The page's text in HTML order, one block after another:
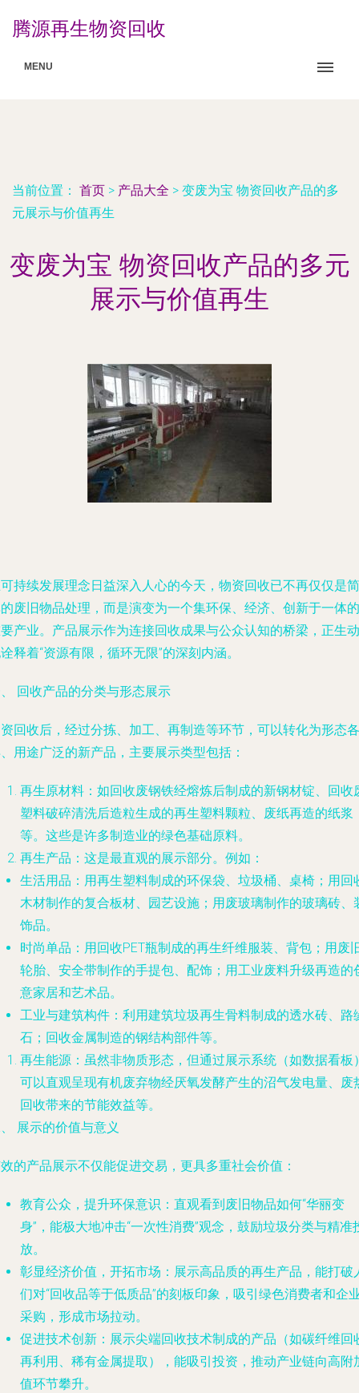
腾源再生物资回收
MENU
当前位置： 首页 > 产品大全 > 变废为宝 物资回收产品的多
元展示与价值再生
变废为宝 物资回收产品的多元
展示与价值再生
持续发展理念日益深入人心的今天，物资回收已不再仅仅是简
废旧物品处理，而是演变为一个集环保、经济、创新于一体的
产业。产品展示作为连接回收成果与公众认知的桥梁，正生动
释着“资源有限，循环无限”的深刻内涵。
回收产品的分类与形态展示
回收后，经过分拣、加工、再制造等环节，可以转化为形态各
用途广泛的新产品，主要展示类型包括：
再生原材料 ：如回收废钢铁经熔炼后制成的新钢材锭、回收
塑料破碎清洗后造粒生成的再生塑料颗粒、废纸再造的纸浆
等。这些是许多制造业的绿色基础原料。
再生产品 ：这是最直观的展示部分。例如：
生活用品 ：用再生塑料制成的环保袋、垃圾桶、桌椅；用回
木材制作的复合板材、园艺设施；用废玻璃制作的玻璃砖、
饰品。
时尚单品 ：用回收PET瓶制成的再生纤维服装、背包；用废
轮胎、安全带制作的手提包、配饰；用工业废料升级再造的
意家居和艺术品。
工业与建筑构件 ：利用建筑垃圾再生骨料制成的透水砖、路
石；回收金属制造的钢结构部件等。
再生能源 ：虽然非物质形态，但通过展示系统（如数据看板
可以直观呈现有机废弃物经厌氧发酵产生的沼气发电量、废
回收带来的节能效益等。
展示的价值与意义
的产品展示不仅能促进交易，更具多重社会价值：
教育公众，提升环保意识 ：直观看到废旧物品如何“华丽变
身”，能极大地冲击“一次性消费”观念，鼓励垃圾分类与精准
放。
彰显经济价值，开拓市场 ：展示高品质的再生产品，能打破
们对“回收品等于低质品”的刻板印象，吸引绿色消费者和企
采购，形成市场拉动。
促进技术创新 ：展示尖端回收技术制成的产品（如碳纤维回
再利用、稀有金属提取），能吸引投资，推动产业链向高附
值环节攀升。